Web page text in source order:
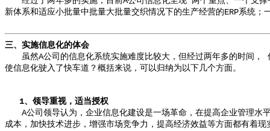
新体系和适应小批量中批量大批量交织情况下的生产经营的ERP系统
三、实施信息化的体会
虽然A公司的信息化系统实施难度比较大，但经过两年多的时间，
使信息化驶入了快车道？概括来说，可以归纳为以下几个方面。
1、领导重视，适当授权
A公司领导认为，企业信息化建设是一场革命，在提高企业管理水
成本，加快技术进步，增强市场竞争力，提高经济效益等方面都有着